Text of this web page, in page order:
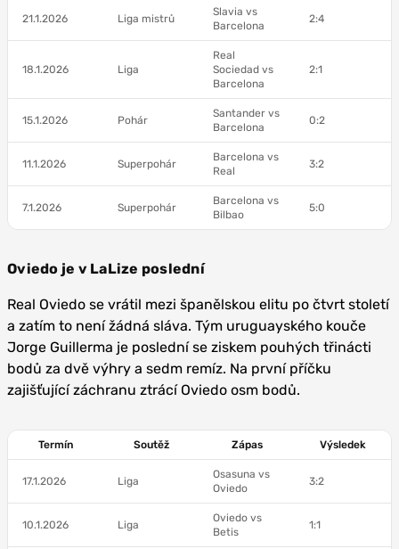
21.1.2026 Liga mistrů
Slavia vs
Barcelona
2:4
18.1.2026 Liga
Real
Sociedad vs
Barcelona
2:1
15.1.2026 Pohár
Santander vs
Barcelona
0:2
11.1.2026 Superpohár
Barcelona vs
Real
3:2
7.1.2026 Superpohár
Barcelona vs
Bilbao
5:0
Oviedo je v LaLize poslední
Real Oviedo se vrátil mezi španělskou elitu po čtvrt století
a zatím to není žádná sláva. Tým uruguayského kouče
Jorge Guillerma je poslední se ziskem pouhých třinácti
bodů za dvě výhry a sedm remíz. Na první příčku
zajišťující záchranu ztrácí Oviedo osm bodů.
Termín Soutěž Zápas Výsledek
17.1.2026 Liga
Osasuna vs
Oviedo
3:2
10.1.2026 Liga
Oviedo vs
Betis
1:1